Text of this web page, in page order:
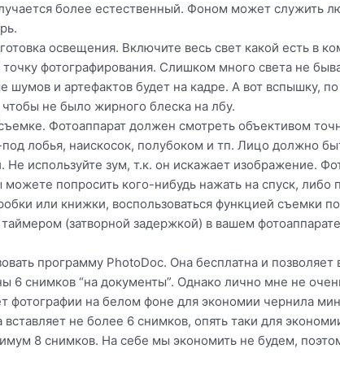
более естественный. Фоном может служить
освещения. Включите весь свет какой есть в
точку фотографирования. Слишком много света не
и артефактов будет на кадре. А вот вспышку,
не было жирного блеска на лбу.
Фотоаппарат должен смотреть объективом
лобья, наискосок, полубоком и тп. Лицо должно
Не используйте зум, т.к. он искажает изображение.
попросить кого-нибудь нажать на спуск, либо
или книжки, воспользоваться функцией съемки
(затворной задержкой) в вашем
программу PhotoDoc. Она бесплатна и
6 снимков “на документы”. Однако лично мне не
фотографии на белом фоне для экономии чернила
не более 6 снимков, опять таки для
8 снимков. На себе мы экономить не будем,